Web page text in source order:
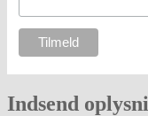
Indsend